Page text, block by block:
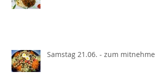
Samstag 21.06. - zum mitnehmen